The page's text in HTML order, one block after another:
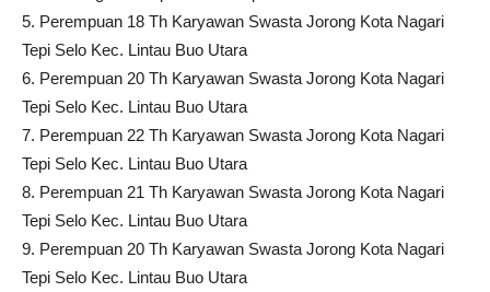
5. Perempuan 18 Th Karyawan Swasta Jorong Kota Nagari
Tepi Selo Kec. Lintau Buo Utara
6. Perempuan 20 Th Karyawan Swasta Jorong Kota Nagari
Tepi Selo Kec. Lintau Buo Utara
7. Perempuan 22 Th Karyawan Swasta Jorong Kota Nagari
Tepi Selo Kec. Lintau Buo Utara
8. Perempuan 21 Th Karyawan Swasta Jorong Kota Nagari
Tepi Selo Kec. Lintau Buo Utara
9. Perempuan 20 Th Karyawan Swasta Jorong Kota Nagari
Tepi Selo Kec. Lintau Buo Utara